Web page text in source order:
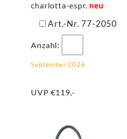
charlotta-espr. neu
Art.-Nr. 77-2050
Anzahl:
September 2026
UVP €119,-